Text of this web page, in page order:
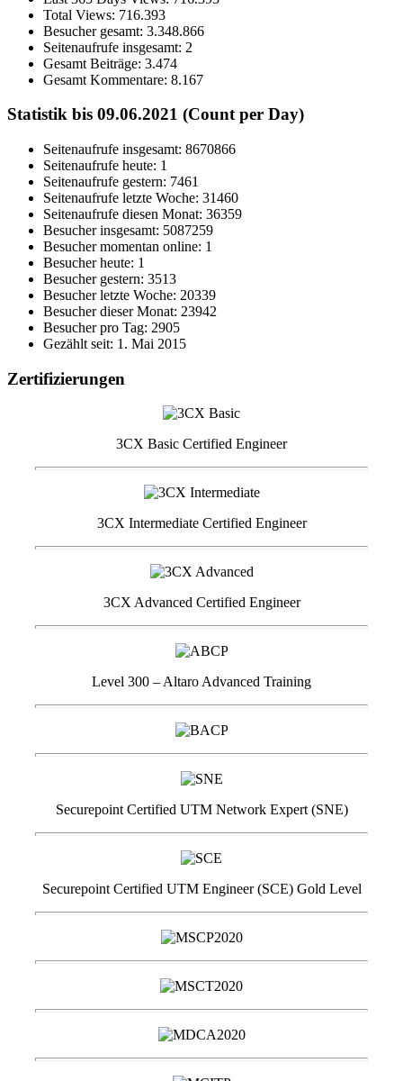
Total Views: 716.393
Besucher gesamt: 3.348.866
Seitenaufrufe insgesamt: 2
Gesamt Beiträge: 3.474
Gesamt Kommentare: 8.167
Statistik bis 09.06.2021 (Count per Day)
Seitenaufrufe insgesamt: 8670866
Seitenaufrufe heute: 1
Seitenaufrufe gestern: 7461
Seitenaufrufe letzte Woche: 31460
Seitenaufrufe diesen Monat: 36359
Besucher insgesamt: 5087259
Besucher momentan online: 1
Besucher heute: 1
Besucher gestern: 3513
Besucher letzte Woche: 20339
Besucher dieser Monat: 23942
Besucher pro Tag: 2905
Gezählt seit: 1. Mai 2015
Zertifizierungen
3CX Basic Certified Engineer
3CX Intermediate Certified Engineer
3CX Advanced Certified Engineer
Level 300 – Altaro Advanced Training
Securepoint Certified UTM Network Expert (SNE)
Securepoint Certified UTM Engineer (SCE) Gold Level